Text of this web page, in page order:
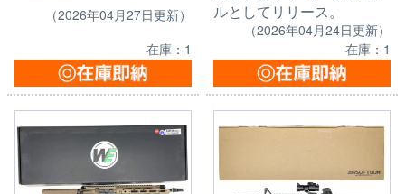
（2026年04月27日更新）
在庫：1
ルとしてリリース。
（2026年04月24日更新）
在庫：1